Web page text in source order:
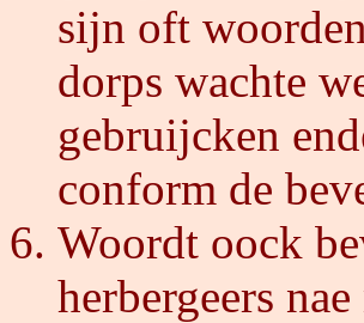
sijn oft
dorps wachte
gebruijcken
conform de
Woordt oock
herbergeers